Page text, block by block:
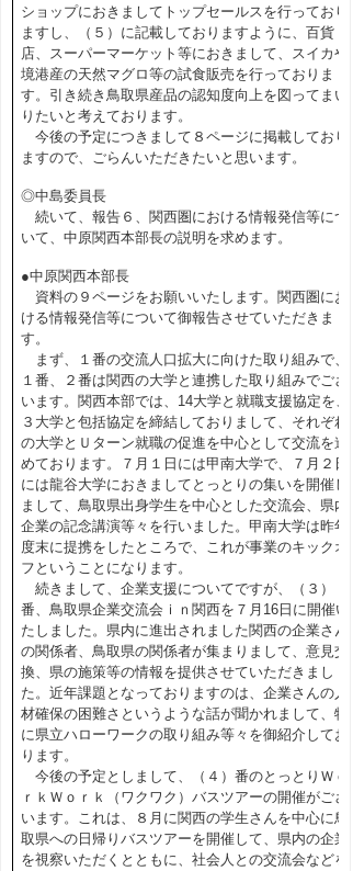
ショップにおきましてトップセールスを行っており
ますし、（５）に記載しておりますように、百貨
店、スーパーマーケット等におきまして、スイカや
境港産の天然マグロ等の試食販売を行っておりま
す。引き続き鳥取県産品の認知度向上を図ってまい
りたいと考えております。
今後の予定につきまして８ページに掲載しており
ますので、ごらんいただきたいと思います。
◎中島委員長
続いて、報告６、関西圏における情報発信等につ
いて、中原関西本部長の説明を求めます。
●中原関西本部長
資料の９ページをお願いいたします。関西圏にお
ける情報発信等について御報告させていただきま
す。
まず、１番の交流人口拡大に向けた取り組みで、
１番、２番は関西の大学と連携した取り組みでござ
います。関西本部では、14大学と就職支援協定を、
３大学と包括協定を締結しておりまして、それぞれ
の大学とＵターン就職の促進を中心として交流を進
めております。７月１日には甲南大学で、７月２日
には龍谷大学におきましてとっとりの集いを開催し
まして、鳥取県出身学生を中心とした交流会、県内
企業の記念講演等々を行いました。甲南大学は昨年
度末に提携をしたところで、これが事業のキックオ
フということになります。
続きまして、企業支援についてですが、（３）
番、鳥取県企業交流会ｉｎ関西を７月16日に開催い
たしました。県内に進出されました関西の企業さん
の関係者、鳥取県の関係者が集まりまして、意見交
換、県の施策等の情報を提供させていただきまし
た。近年課題となっておりますのは、企業さんの人
材確保の困難さというような話が聞かれまして、特
に県立ハローワークの取り組み等々を御紹介してお
ります。
今後の予定としまして、（４）番のとっとりＷｏ
ｒｋＷｏｒｋ（ワクワク）バスツアーの開催がござ
います。これは、８月に関西の学生さんを中心に鳥
取県への日帰りバスツアーを開催して、県内の企業
を視察いただくとともに、社会人との交流会などを